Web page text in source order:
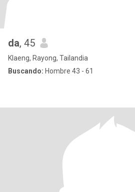
da, 45
Klaeng, Rayong, Tailandia
Buscando: Hombre 43 - 61